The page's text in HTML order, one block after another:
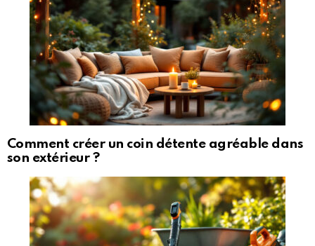
Comment créer un coin détente agréable dans
son extérieur ?